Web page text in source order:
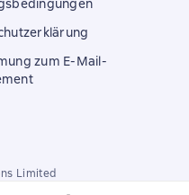
zum E-Mail-
Limited